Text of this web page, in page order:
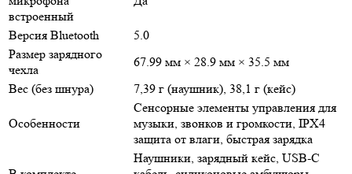
встроенный
Версия Bluetooth
5.0
Размер зарядного
чехла
67.99 мм × 28.9 мм × 35.5 мм
Вес (без шнура)
7,39 г (наушник), 38,1 г (кейс)
Особенности
Сенсорные элементы управления для
музыки, звонков и громкости, IPX4
защита от влаги, быстрая зарядка
Наушники, зарядный кейс, USB-C